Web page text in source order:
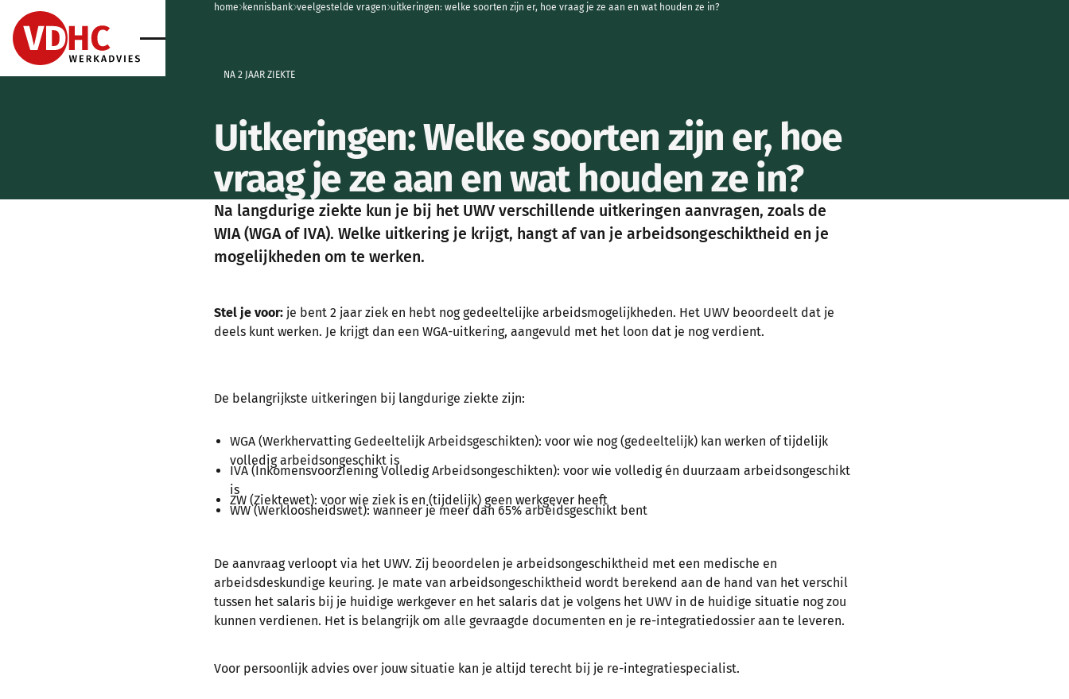
home
homekennisbank
home veelgestelde vragen
home uitkeringen: welke soorten zijn er, hoe vraag je ze aan en wat houden ze in?
NA 2 JAAR ZIEKTE
Uitkeringen: Welke soorten zijn er, hoe
vraag je ze aan en wat houden ze in?
Na langdurige ziekte kun je bij het UWV verschillende uitkeringen aanvragen, zoals de
WIA (WGA of IVA). Welke uitkering je krijgt, hangt af van je arbeidsongeschiktheid en je
mogelijkheden om te werken.
Stel je voor: je bent 2 jaar ziek en hebt nog gedeeltelijke arbeidsmogelijkheden. Het UWV beoordeelt dat je
deels kunt werken. Je krijgt dan een WGA-uitkering, aangevuld met het loon dat je nog verdient.
De belangrijkste uitkeringen bij langdurige ziekte zijn:
WGA (Werkhervatting Gedeeltelijk Arbeidsgeschikten): voor wie nog (gedeeltelijk) kan werken of tijdelijk
volledig arbeidsongeschikt is
IVA (Inkomensvoorziening Volledig Arbeidsongeschikten): voor wie volledig én duurzaam arbeidsongeschikt
is
ZW (Ziektewet): voor wie ziek is en (tijdelijk) geen werkgever heeft
WW (Werkloosheidswet): wanneer je meer dan 65% arbeidsgeschikt bent
De aanvraag verloopt via het UWV. Zij beoordelen je arbeidsongeschiktheid met een medische en
arbeidsdeskundige keuring. Je mate van arbeidsongeschiktheid wordt berekend aan de hand van het verschil
tussen het salaris bij je huidige werkgever en het salaris dat je volgens het UWV in de huidige situatie nog zou
kunnen verdienen. Het is belangrijk om alle gevraagde documenten en je re-integratiedossier aan te leveren.
Voor persoonlijk advies over jouw situatie kan je altijd terecht bij je re-integratiespecialist.